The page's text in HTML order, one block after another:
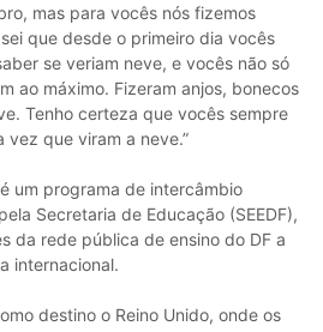
mas para vocês nós fizemos
que desde o primeiro dia vocês
se veriam neve, e vocês não só
ao máximo. Fizeram anjos, bonecos
Tenho certeza que vocês sempre
vez que viram a neve.”
um programa de intercâmbio
Secretaria de Educação (SEEDF),
da rede pública de ensino do DF a
internacional.
destino o Reino Unido, onde os